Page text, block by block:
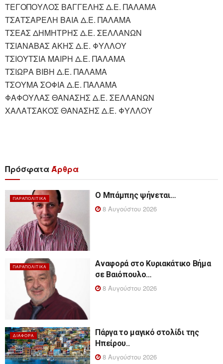
ΤΕΓΟΠΟΥΛΟΣ ΒΑΓΓΕΛΗΣ Δ.Ε. ΠΑΛΑΜΑ
ΤΣΑΤΣΑΡΕΛΗ ΒΑΙΑ Δ.Ε. ΠΑΛΑΜΑ
ΤΣΕΑΣ ΔΗΜΗΤΡΗΣ Δ.Ε. ΣΕΛΛΑΝΩΝ
ΤΣΙΑΝΑΒΑΣ ΑΚΗΣ Δ.Ε. ΦΥΛΛΟΥ
ΤΣΙΟΥΤΣΙΑ ΜΑΙΡΗ Δ.Ε. ΠΑΛΑΜΑ
ΤΣΙΩΡΑ ΒΙΒΗ Δ.Ε. ΠΑΛΑΜΑ
ΤΣΟΥΜΑ ΣΟΦΙΑ Δ.Ε. ΠΑΛΑΜΑ
ΦΑΦΟΥΛΑΣ ΘΑΝΑΣΗΣ Δ.Ε. ΣΕΛΛΑΝΩΝ
ΧΑΛΑΤΣΑΚΟΣ ΘΑΝΑΣΗΣ Δ.Ε. ΦΥΛΛΟΥ
ΠρόσφαταΆρθρα
ΠΑΡΑΠΟΛΙΤΙΚΆ
Ο Μπάμπης ψήνεται…
8 Αυγούστου 2026
ΠΑΡΑΠΟΛΙΤΙΚΆ
Αναφορά στο Κυριακάτικο Βήμα
σε Βαιόπουλο…
8 Αυγούστου 2026
ΔΙΆΦΟΡΑ
Πάργα το μαγικό στολίδι της
Ηπείρου..
8 Αυγούστου 2026